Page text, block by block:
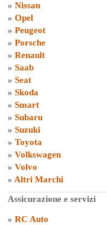
» Nissan
» Opel
» Peugeot
» Porsche
» Renault
» Saab
» Seat
» Skoda
» Smart
» Subaru
» Suzuki
» Toyota
» Volkswagen
» Volvo
» Altri Marchi
Assicurazione e servizi
» RC Auto